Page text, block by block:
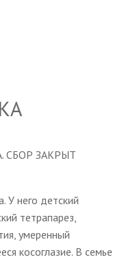
ЗАКРЫТ
У него детский
тетрапарез,
умеренный
косоглазие. В семье